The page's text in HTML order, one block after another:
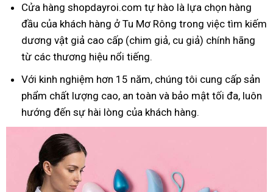
Cửa hàng shopdayroi.com tự hào là lựa chọn hàng
đầu của khách hàng ở Tu Mơ Rông trong việc tìm kiếm
dương vật giả cao cấp (chim giả, cu giả) chính hãng
từ các thương hiệu nổi tiếng.
Với kinh nghiệm hơn 15 năm, chúng tôi cung cấp sản
phẩm chất lượng cao, an toàn và bảo mật tối đa, luôn
hướng đến sự hài lòng của khách hàng.